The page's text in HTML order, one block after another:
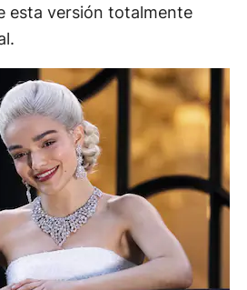
esta versión totalmente